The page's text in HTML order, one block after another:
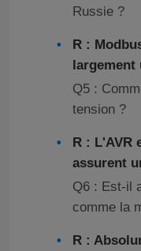
Russie ?
R :
Q5 :
tension ?
R : L'AVR
assurent
Q6 : Est-il
comme la
R :